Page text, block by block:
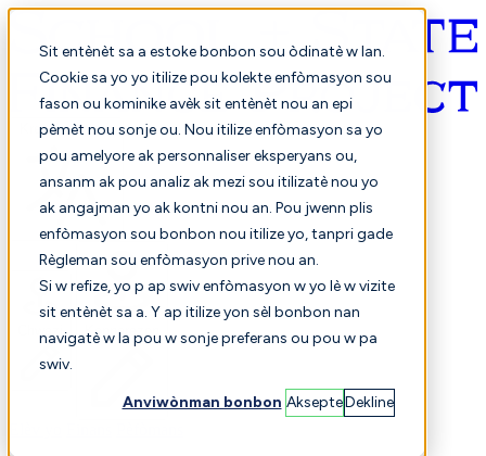
Sit entènèt sa a estoke bonbon sou òdinatè w lan.
Cookie sa yo yo itilize pou kolekte enfòmasyon sou
fason ou kominike avèk sit entènèt nou an epi
pèmèt nou sonje ou. Nou itilize enfòmasyon sa yo
pou amelyore ak personnaliser eksperyans ou,
ansanm ak pou analiz ak mezi sou itilizatè nou yo
ak angajman yo ak kontni nou an. Pou jwenn plis
enfòmasyon sou bonbon nou itilize yo, tanpri gade
Règleman sou enfòmasyon prive nou an.
Si w refize, yo p ap swiv enfòmasyon w yo lè w vizite
sit entènèt sa a. Y ap itilize yon sèl bonbon nan
navigatè w la pou w sonje preferans ou pou w pa
swiv.
Anviwònman bonbon AksepteDekline
Kreyòl ayisyen
Konparezon